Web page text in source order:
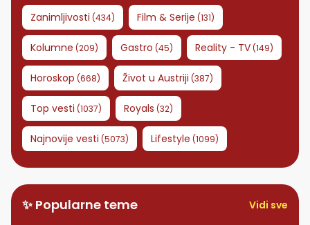
Zanimljivosti (434) Film & Serije (131)
Kolumne (209) Gastro (45) Reality - TV(149)
Horoskop (668) Život u Austriji (387)
Top vesti (1037) Royals (32)
Najnovije vesti (5073) Lifestyle (1099)
✨ Popularne teme Vidi sve